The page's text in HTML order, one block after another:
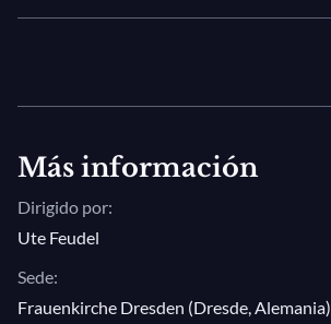
Más información
Dirigido por:
Ute Feudel
Sede:
Frauenkirche Dresden (Dresde, Alemania)